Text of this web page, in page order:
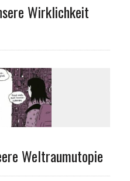
Wirklichkeit
Weltraumutopie